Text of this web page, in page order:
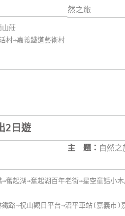
然之旅
山莊
村→嘉義鐵道藝術村
2日遊
主 題： 自然之
奮起湖→奮起湖百年老街→星空童話小
鐵路→祝山觀日平台→沼平車站(嘉義市